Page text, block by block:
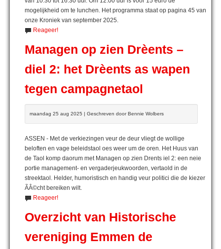
mogelijkheid om te lunchen. Het programma staat op pagina 45 van
onze Kroniek van september 2025.
Reageer!
Managen op zien Drèents –
diel 2: het Drèents as wapen
tegen campagnetaol
maandag 25 aug 2025 | Geschreven door Bennie Wolbers
ASSEN - Met de verkiezingen veur de deur vliegt de wollige
beloften en vage beleidstaol oes weer um de oren. Het Huus van
de Taol komp daorum met Managen op zien Drents iel 2: een neie
portie management- en vergaderjeukwoorden, vertaold in de
streektaol. Helder, humoristisch en handig veur politici die de kiezer
ÃÂ©cht bereiken wilt.
Reageer!
Overzicht van Historische
vereniging Emmen de